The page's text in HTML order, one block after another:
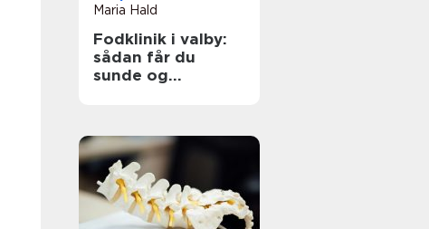
Maria Hald
Fodklinik i valby:
sådan får du
sunde og